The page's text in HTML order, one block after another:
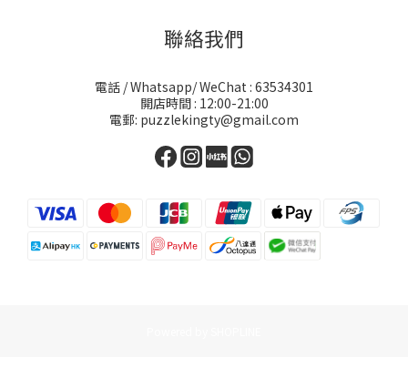
聯絡我們
電話 / Whatsapp/ WeChat : 63534301
開店時間 : 12:00-21:00
電郵: puzzlekingty@gmail.com